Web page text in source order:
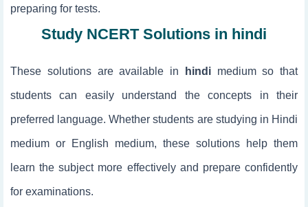
preparing for tests.
Study NCERT Solutions in hindi
These solutions are available in hindimedium so that
students can easily understand the concepts in their
preferred language. Whether students are studying in Hindi
medium or English medium, these solutions help them
learn the subject more effectively and prepare confidently
for examinations.